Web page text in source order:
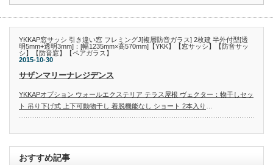
YKKAP窓サッシ 引き違い窓 フレミングJ[複層防音ガラス] 2枚建 半外付型[透
明5mm+透明3mm]：[幅1235mm×高570mm]【YKK】【窓サッシ】【防音サッ
シ】【防音窓】【ペアガラス】
2015-10-30
サザンマリーナレジデンス
YKKAPオプション ウォールエクステリア テラス屋根 ヴェクター：物干しセッ
ト 吊り下げ式 上下可動物干し 着脱機能なし ショート 2本入り
おすすめ記事